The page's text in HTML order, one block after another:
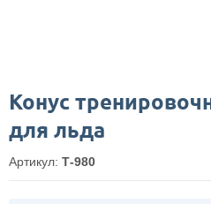
Конус
для льда
Артикул: Т-980